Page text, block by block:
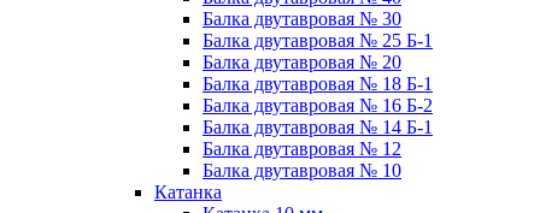
Балка двутавровая № 30
Балка двутавровая № 25 Б-1
Балка двутавровая № 20
Балка двутавровая № 18 Б-1
Балка двутавровая № 16 Б-2
Балка двутавровая № 14 Б-1
Балка двутавровая № 12
Балка двутавровая № 10
Катанка